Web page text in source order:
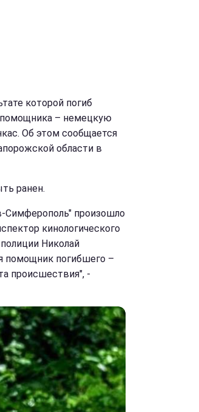
которой погиб
помощника – немецкую
Об этом сообщается
области в
ранен.
Симферополь" произошло
кинологического
Николай
помощник погибшего –
происшествия", -